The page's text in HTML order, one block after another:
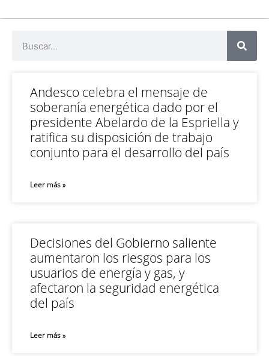
Andesco celebra el mensaje de
soberanía energética dado por el
presidente Abelardo de la Espriella y
ratifica su disposición de trabajo
conjunto para el desarrollo del país
Leer más »
Decisiones del Gobierno saliente
aumentaron los riesgos para los
usuarios de energía y gas, y
afectaron la seguridad energética
del país
Leer más »